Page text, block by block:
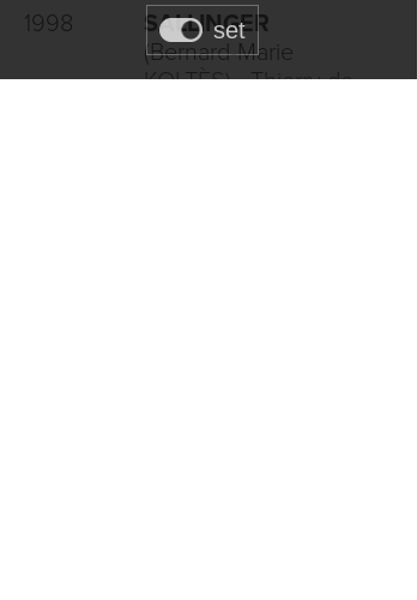
1998
SALLINGER
(Bernard-Marie
KOLTÈS) - Thierry de
set